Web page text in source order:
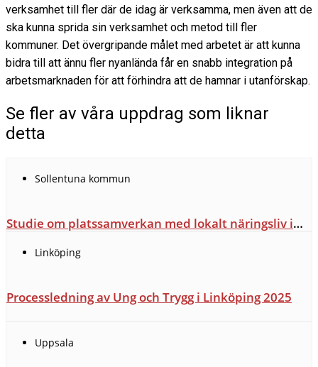
verksamhet till fler där de idag är verksamma, men även att de
ska kunna sprida sin verksamhet och metod till fler
kommuner. Det övergripande målet med arbetet är att kunna
bidra till att ännu fler nyanlända får en snabb integration på
arbetsmarknaden för att förhindra att de hamnar i utanförskap.
Se fler av våra uppdrag som liknar
detta
Sollentuna kommun
Studie om platssamverkan med lokalt näringsliv i
Linköping
Processledning av Ung och Trygg i Linköping 2025
Uppsala